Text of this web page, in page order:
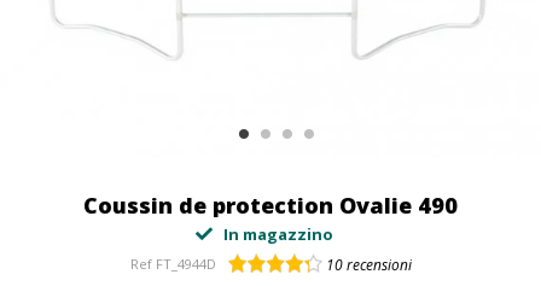
Coussin de protection Ovalie 490
In magazzino
Ref FT_4944D 10recensioni